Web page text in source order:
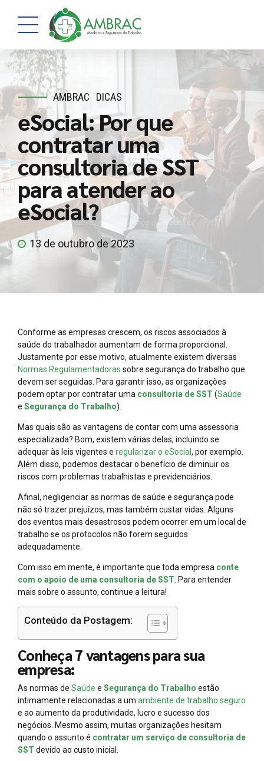
AMBRAC DICAS
eSocial: Por que
contratar uma
consultoria de SST
para atender ao
eSocial?
13 de outubro de 2023
Conforme as empresas crescem, os riscos associados à
saúde do trabalhador aumentam de forma proporcional.
Justamente por esse motivo, atualmente existem diversas
Normas Regulamentadoras sobre segurança do trabalho que
devem ser seguidas. Para garantir isso, as organizações
podem optar por contratar uma consultoria de SST (Saúde
e Segurança do Trabalho).
Mas quais são as vantagens de contar com uma assessoria
especializada? Bom, existem várias delas, incluindo se
adequar às leis vigentes e regularizar o eSocial , por exemplo.
Além disso, podemos destacar o benefício de diminuir os
riscos com problemas trabalhistas e previdenciários.
Afinal, negligenciar as normas de saúde e segurança pode
não só trazer prejuízos, mas também custar vidas. Alguns
dos eventos mais desastrosos podem ocorrer em um local de
trabalho se os protocolos não forem seguidos
adequadamente.
Com isso em mente, é importante que toda empresa conte
com o apoio de uma consultoria de SST . Para entender
mais sobre o assunto, continue a leitura!
Conteúdo da Postagem:
Conheça 7 vantagens para sua
empresa:
As normas de Saúde e Segurança do Trabalho estão
intimamente relacionadas a um ambiente de trabalho seguro
e ao aumento da produtividade, lucro e sucesso dos
negócios. Mesmo assim, muitas organizações hesitam
quando o assunto é contratar um serviço de consultoria de
SST devido ao custo inicial.